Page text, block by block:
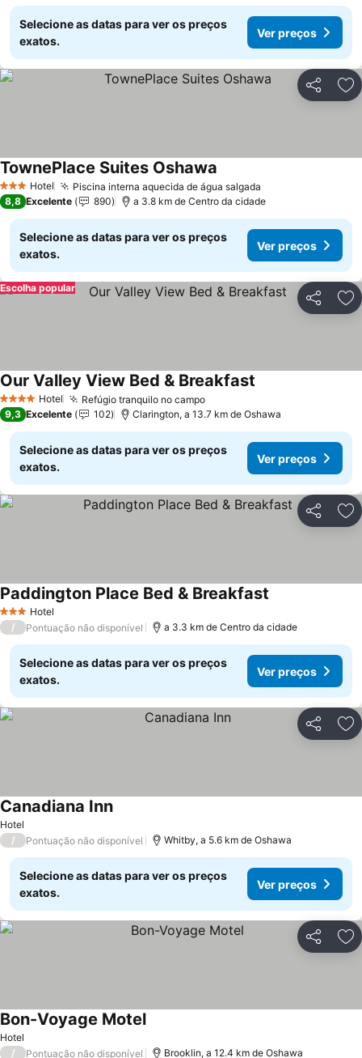
Selecione as datas para ver os preços
exatos.
Ver preços
Partilhar
3 EstrelasHotel Piscina interna aquecida de água salgada
TownePlace Suites Oshawa
8,8 Excelente 890 a 3.8 km de Centro da cidade
Selecione as datas para ver os preços
exatos.
Ver preços
Partilhar
Escolha popular
4 EstrelasHotel Refúgio tranquilo no campo
Our Valley View Bed & Breakfast
9,3 Excelente 102 Clarington, a 13.7 km de Oshawa
Selecione as datas para ver os preços
exatos.
Ver preços
Partilhar
3 EstrelasHotel
Paddington Place Bed & Breakfast
/ Pontuação não disponível a 3.3 km de Centro da cidade
Selecione as datas para ver os preços
exatos.
Ver preços
Partilhar
Hotel
Canadiana Inn
/ Pontuação não disponível Whitby, a 5.6 km de Oshawa
Selecione as datas para ver os preços
exatos.
Ver preços
Partilhar
Hotel
Bon-Voyage Motel
/ Pontuação não disponível Brooklin, a 12.4 km de Oshawa